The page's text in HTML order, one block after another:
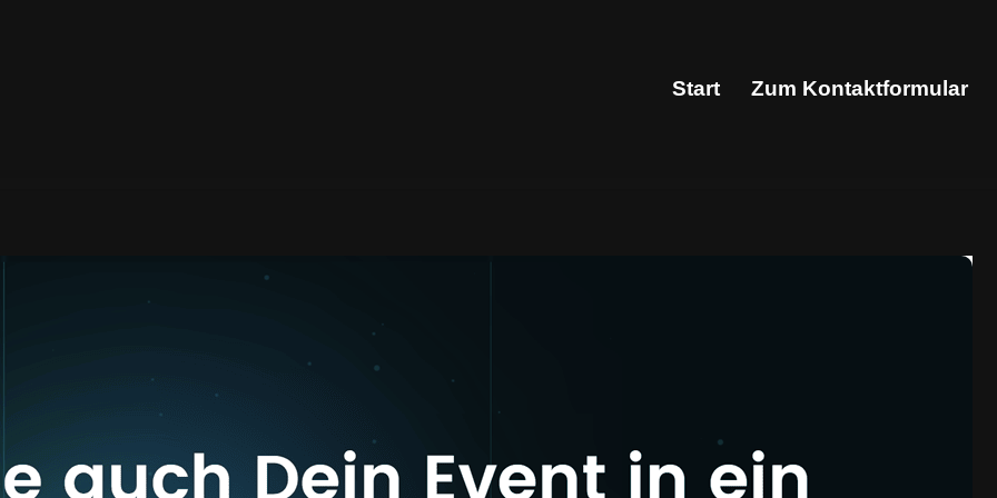
Start Zum Kontaktformular